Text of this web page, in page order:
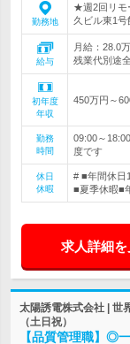
勤務地
★週2回リモ
久ビル東1
給与
月給：28.0
残業代別途
初年度
年収
450万円～
勤務
時間
09:00～
度です
休日
休暇
# ■年間休日
■夏季休暇■
求人詳細を
太陽誘電株式会社 | 世
（土日祝）
【品質管理職】◎